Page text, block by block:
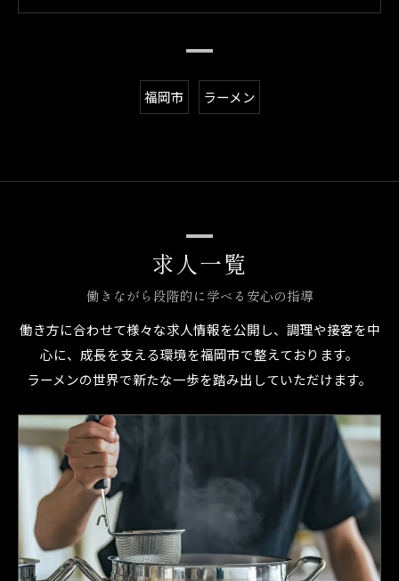
福岡市 ラーメン
働きながら段階的に学べる安心の指導
求人一覧
働き方に合わせて様々な求人情報を公開し、調理や接客を中
心に、成長を支える環境を福岡市で整えております。
ラーメンの世界で新たな一歩を踏み出していただけます。